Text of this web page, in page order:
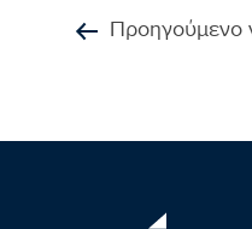
Προηγούμενο